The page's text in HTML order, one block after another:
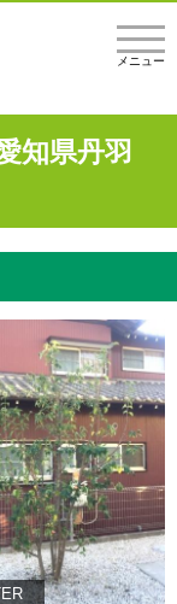
メニュー
知県丹羽